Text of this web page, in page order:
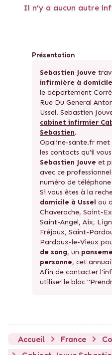
Il n'y a aucun autre
Présentation
Sebastien Jouve
infirmière à
le département
Rue Du General
Ussel. Sebastien
cabinet infirmier
Sebastien.
Opaline-sante.fr
les contacts qu'il
Sebastien Jouve et
avec ce
numéro de
Si vous êtes à la
domicile à Ussel ou
Chaveroche, Saint-
Saint-Angel, Aix,
Fréjoux, Saint-
Pardoux-le-Vieux
de sang, un
personne, cet
Afin de contacter
utiliser le bloc
Accueil France